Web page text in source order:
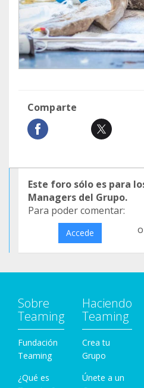
Comparte
Este foro sólo es para
Managers del Grupo.
Para poder comentar:
Accede o
Sobre
Teaming
Fundación
Teaming
¿Qué es
Haciendo
Teaming
Crea tu
Grupo
Únete a un